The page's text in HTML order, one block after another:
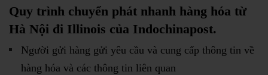
Quy trình chuyển phát nhanh hàng hóa từ
Hà Nội đi Illinois của Indochinapost.
Người gửi hàng gửi yêu cầu và cung cấp thông tin về
hàng hóa và các thông tin liên quan